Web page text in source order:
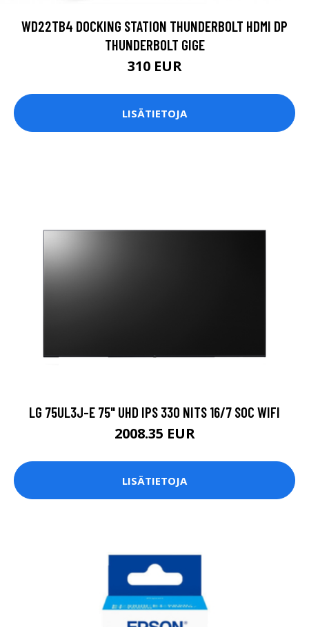
WD22TB4 DOCKING STATION THUNDERBOLT HDMI DP
THUNDERBOLT GIGE
310 EUR
LISÄTIETOJA
LG 75UL3J-E 75" UHD IPS 330 NITS 16/7 SOC WIFI
2008.35 EUR
LISÄTIETOJA